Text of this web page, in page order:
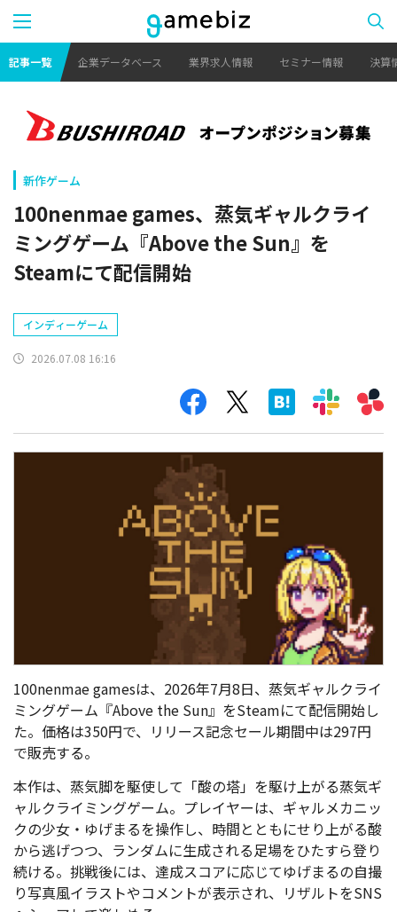
記事一覧 企業データベース 業界求人情報 セミナー情報 決算
新作ゲーム
100nenmae games、蒸気ギャルクライ
ミングゲーム『Above the Sun』を
Steamにて配信開始
インディーゲーム
2026.07.08 16:16
100nenmae gamesは、2026年7月8日、蒸気ギャルクライ
ミングゲーム『Above the Sun』をSteamにて配信開始し
た。価格は350円で、リリース記念セール期間中は297円
で販売する。
本作は、蒸気脚を駆使して「酸の塔」を駆け上がる蒸気ギ
ャルクライミングゲーム。プレイヤーは、ギャルメカニッ
クの少女・ゆげまるを操作し、時間とともにせり上がる酸
から逃げつつ、ランダムに生成される足場をひたすら登り
続ける。挑戦後には、達成スコアに応じてゆげまるの自撮
り写真風イラストやコメントが表示され、リザルトをSNS